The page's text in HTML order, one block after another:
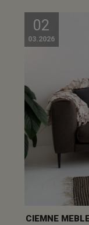
02
03.2026
CIEMNE